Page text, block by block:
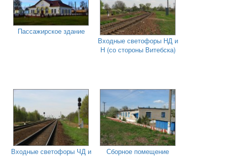
Пассажирское здание
Входные светофоры НД и
Н (со стороны Витебска)
Входные светофоры ЧД и
Сборное помещение